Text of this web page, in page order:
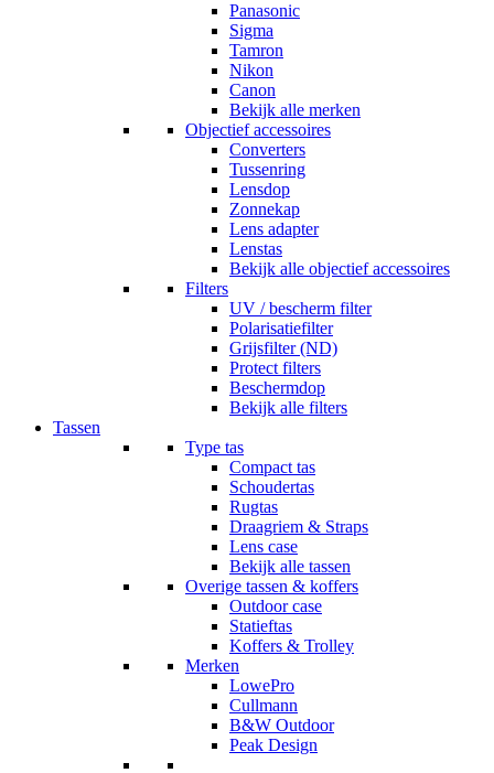
Panasonic
Sigma
Tamron
Nikon
Canon
Bekijk alle merken
Objectief accessoires
Converters
Tussenring
Lensdop
Zonnekap
Lens adapter
Lenstas
Bekijk alle objectief accessoires
Filters
UV / bescherm filter
Polarisatiefilter
Grijsfilter (ND)
Protect filters
Beschermdop
Bekijk alle filters
Tassen
Type tas
Compact tas
Schoudertas
Rugtas
Draagriem & Straps
Lens case
Bekijk alle tassen
Overige tassen & koffers
Outdoor case
Statieftas
Koffers & Trolley
Merken
LowePro
Cullmann
B&W Outdoor
Peak Design